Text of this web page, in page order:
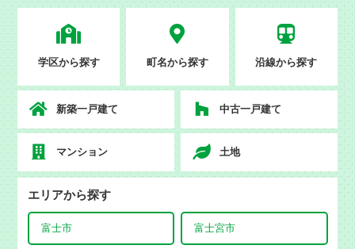
学区から探す 町名から探す 沿線から探す
新築一戸建て 中古一戸建て
マンション 土地
エリアから探す
富士市 富士宮市